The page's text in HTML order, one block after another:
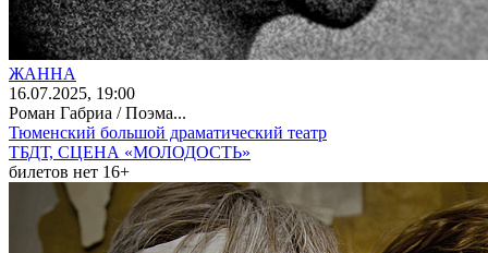
ЖАННА
16.07.2025, 19:00
Роман Габриа / Поэма...
Тюменский большой драматический театр
ТБДТ, СЦЕНА «МОЛОДОСТЬ»
билетов нет 16+